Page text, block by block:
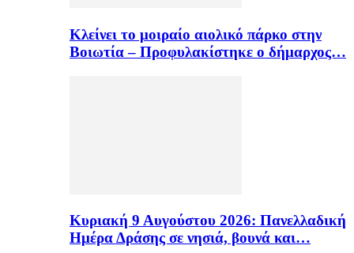
Κλείνει το μοιραίο αιολικό πάρκο στην
Βοιωτία – Προφυλακίστηκε ο δήμαρχος…
Κυριακή 9 Αυγούστου 2026: Πανελλαδική
Ημέρα Δράσης σε νησιά, βουνά και…